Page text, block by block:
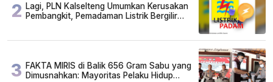
2 Lagi, PLN Kalselteng Umumkan Kerusakan
Pembangkit, Pemadaman Listrik Bergilir
3 FAKTA MIRIS di Balik 656 Gram Sabu yang
Dimusnahkan: Mayoritas Pelaku Hidup